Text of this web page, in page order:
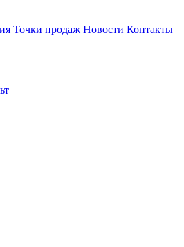
Точки продаж Новости Контакты